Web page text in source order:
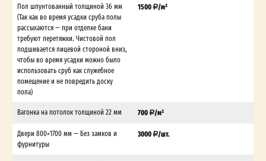
Пол шпунтованный толщиной 36 мм
(Так как во время усадки сруба полы
рассыхаются — при отделке бани
требуют перетяжки. Чистовой пол
подшивается лицевой стороной вниз,
чтобы во время усадки можно было
использовать сруб как служебное
помещение и не повредить доску
пола)
1500 /м²
Вагонка на потолок толщиной 22 мм 700 /м²
Двери 800×1700 мм — Без замков и
фурнитуры
3000 /шт.